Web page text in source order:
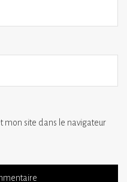
mon site dans le navigateur